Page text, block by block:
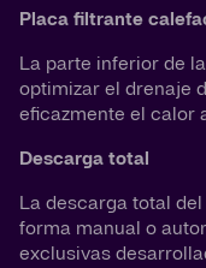
Placa filtrante
La parte inferior de
optimizar el drenaje
eficazmente el calor
Descarga total
La descarga total
forma manual o
exclusivas